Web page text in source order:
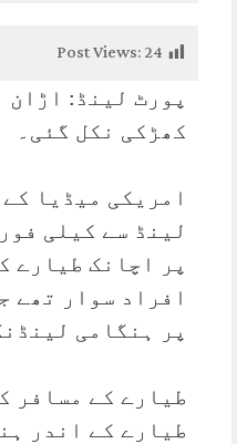
Post Views:24
کھڑکی نکل گئی۔
امریکی میڈیا
افراد سوار تھے
پر ہنگامی
طیارے کے مسافر
طیارے کے اندر